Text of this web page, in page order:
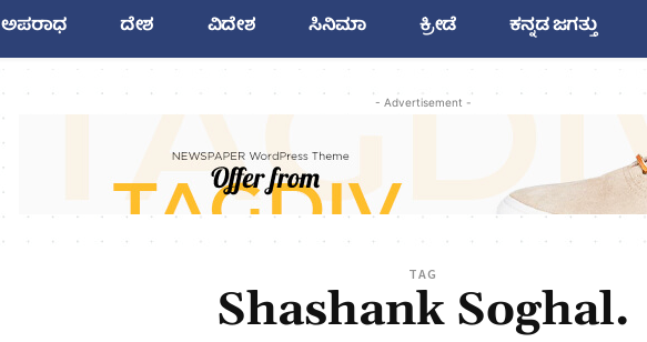
ಅಪರಾಧ ದೇಶ ವಿದೇಶ ಸಿನಿಮಾ ಕ್ರೀಡೆ ಕನ್ನಡ ಜಗತ್ತು
- Advertisement -
TAG
Shashank Soghal.